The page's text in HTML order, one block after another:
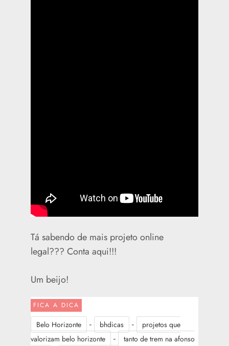
Tá sabendo de mais projeto online
legal??? Conta aqui!!!
Um beijo!
FICA A DICA
Belo Horizonte - bhdicas -
projetos que
valorizam belo horizonte
-
tanto de trem na afonso